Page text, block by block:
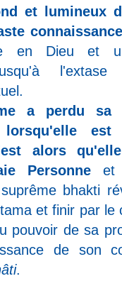
et lumineux
connaissance
en Dieu et
l'extase
a perdu sa
lorsqu'elle est
alors
Personne et
bhakti
et finir par le
pouvoir de sa
de son
.